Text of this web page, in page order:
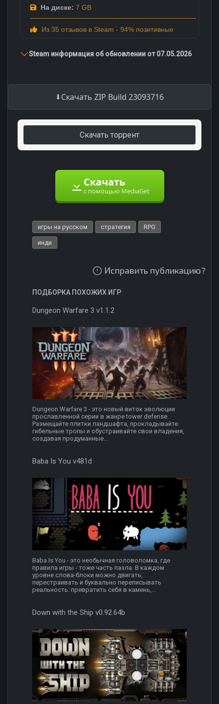
На диске: 7 GB
Из 35 отзывов в Steam - 94% позитивные
Steam информация об обновлении от 07.05.2026
Скачать ZIP Build 23093716
Скачать торрент
Скачать
с помощью MediaGet
игры на русском стратегия RPG
инди
Исправить публикацию?
ПОДБОРКА ПОХОЖИХ ИГР
Dungeon Warfare 3 v1.1.2
Dungeon Warfare 3 - это новый виток эволюции
прославленной серии в жанре tower defense.
Размещайте плитки ландшафта, прокладывайте
гибельные тропы и обустраивайте свои владения,
создавая продуманные...
Baba Is You v481d
Baba Is You - это необычная головоломка, где
правила игры - тоже часть пазла. В каждом
уровне слова-блоки можно двигать,
перестраивать и буквально переписывать
реальность: превратить себя в камень,...
Down with the Ship v0.92.64b